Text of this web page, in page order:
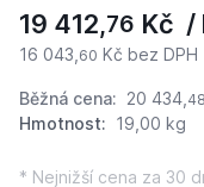
19 412,76 Kč /
16 043, 60 Kč bez DPH
Běžná cena: 20 434, 48
Hmotnost: 19,00 kg
* Nejnižší cena za 30